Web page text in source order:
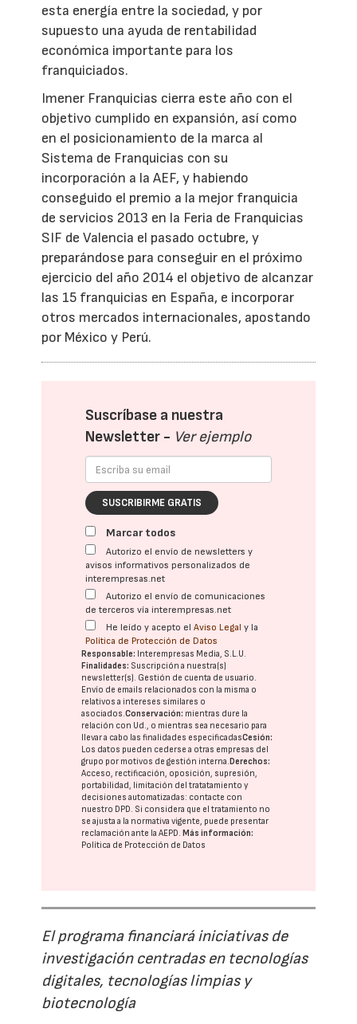
esta energía entre la sociedad, y por
supuesto una ayuda de rentabilidad
económica importante para los
franquiciados.
Imener Franquicias cierra este año con el
objetivo cumplido en expansión, así como
en el posicionamiento de la marca al
Sistema de Franquicias con su
incorporación a la AEF, y habiendo
conseguido el premio a la mejor franquicia
de servicios 2013 en la Feria de Franquicias
SIF de Valencia el pasado octubre, y
preparándose para conseguir en el próximo
ejercicio del año 2014 el objetivo de alcanzar
las 15 franquicias en España, e incorporar
otros mercados internacionales, apostando
por México y Perú.
Suscríbase a nuestra
Newsletter - Ver ejemplo
SUSCRIBIRME GRATIS
Marcar todos
Autorizo el envío de newsletters y
avisos informativos personalizados de
interempresas.net
Autorizo el envío de comunicaciones
de terceros vía interempresas.net
He leído y acepto elAviso Legal y la
Política de Protección de Datos
Responsable: Interempresas Media, S.L.U.
Finalidades: Suscripción a nuestra(s)
newsletter(s). Gestión de cuenta de usuario.
Envío de emails relacionados con la misma o
relativos a intereses similares o
asociados.Conservación: mientras dure la
relación con Ud., o mientras sea necesario para
llevar a cabo las finalidades especificadasCesión:
Los datos pueden cederse a otras empresas del
grupo por motivos de gestión interna. Derechos:
Acceso, rectificación, oposición, supresión,
portabilidad, limitación del tratatamiento y
decisiones automatizadas: contacte con
nuestro DPD. Si considera que el tratamiento no
se ajusta a la normativa vigente, puede presentar
reclamación ante laAEPD. Más información:
Política de Protección de Datos
El programa financiará iniciativas de
investigación centradas en tecnologías
digitales, tecnologías limpias y
biotecnología